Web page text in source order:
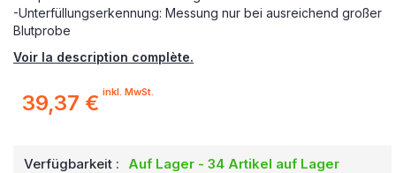
-Unterfüllungserkennung: Messung nur bei ausreichend großer
Blutprobe
Voir la description complète.
39,37 € inkl. MwSt.
Verfügbarkeit : Auf Lager - 34 Artikel auf Lager